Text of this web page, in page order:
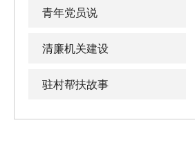
青年党员说
清廉机关建设
驻村帮扶故事